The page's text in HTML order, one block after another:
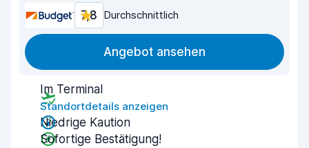
7,8 Durchschnittlich
Angebot ansehen
Im Terminal
Standortdetails anzeigen
Niedrige Kaution
Sofortige Bestätigung!